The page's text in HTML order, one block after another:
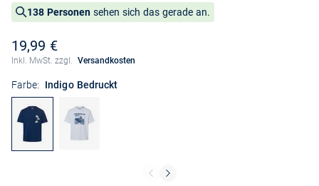
138 Personen sehen sich das gerade an.
19,99 €
Inkl. MwSt. zzgl. Versandkosten
Farbe: Indigo Bedruckt